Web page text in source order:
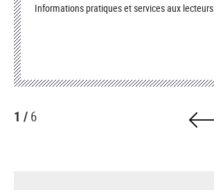
Informations pratiques et services aux lecteurs
1 /6